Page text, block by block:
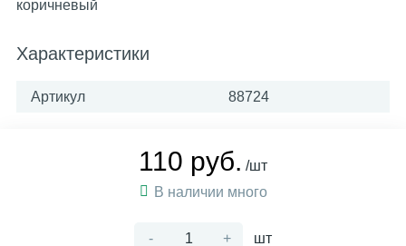
коричневый
Характеристики
Артикул 88724
110 руб. /шт
В наличии много
- + шт